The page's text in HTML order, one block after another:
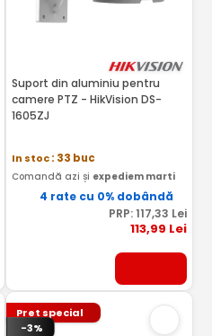
Suport din aluminiu pentru
camere PTZ - HikVision DS-
1605ZJ
In stoc: 33 buc
Comandă azi și expediem marti
4 rate cu 0% dobândă
PRP: 117,33 Lei
113,99 Lei
Pret special
-3%